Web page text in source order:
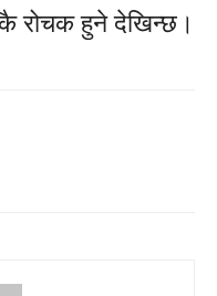
रोचक हुने देखिन्छ।